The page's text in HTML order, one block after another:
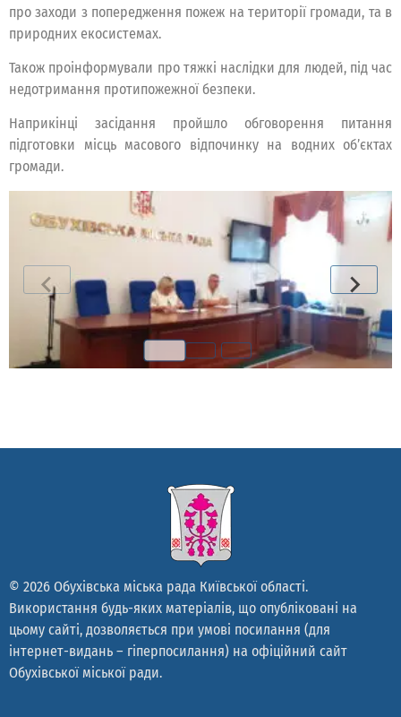
про заходи з попередження пожеж на території громади, та в
природних екосистемах.
Також проінформували про тяжкі наслідки для людей, під час
недотримання протипожежної безпеки.
Наприкінці засідання пройшло обговорення питання
підготовки місць масового відпочинку на водних об’єктах
громади.
© 2026 Обухівська міська рада Київської області.
Використання будь-яких матеріалів, що опубліковані на
цьому сайті, дозволяється при умові посилання (для
інтернет-видань – гіперпосилання) на офіційний сайт
Обухівської міської ради.